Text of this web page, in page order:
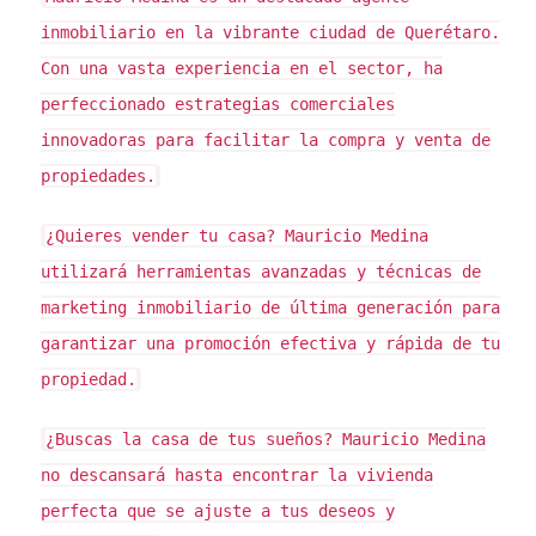
Aspectos Legales
Desde una perspectiva legal, vender una propiedad
requiere un contrato formal que estipule todos los
requiere un contrato formalizado. Sin embargo, es
esencial tener claridad sobre los derechos que se
están cediendo para evitar futuros conflictos legales.
CASOS PRÁCTICOS
Para ilustrar mejor estas diferencias, consideremos
comunes en el ámbito inmobiliario.
Caso 1: Venta Directa de una Propiedad
inmobiliario en la vibrante ciudad de Querétaro.
Con una vasta experiencia en el sector, ha
perfeccionado estrategias comerciales
innovadoras para facilitar la compra y venta de
propiedades.
¿Quieres vender tu casa? Mauricio Medina
utilizará herramientas avanzadas y técnicas de
marketing inmobiliario de última generación para
garantizar una promoción efectiva y rápida de tu
propiedad.
¿Buscas la casa de tus sueños? Mauricio Medina
no descansará hasta encontrar la vivienda
perfecta que se ajuste a tus deseos y